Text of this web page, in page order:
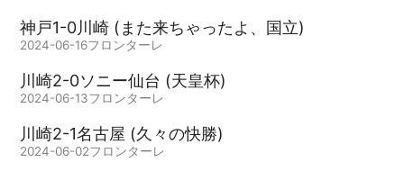
神戸1-0川崎 (また来ちゃったよ、国立)
2024-06-16フロンターレ
川崎2-0ソニー仙台 (天皇杯)
2024-06-13フロンターレ
川崎2-1名古屋 (久々の快勝)
2024-06-02フロンターレ